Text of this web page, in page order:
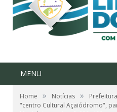
MENU
Home » Notícias »
"centro Cultural Açaiódromo",